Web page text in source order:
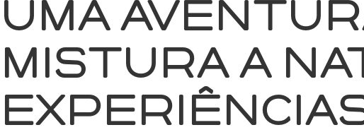
Uma
Mistura A